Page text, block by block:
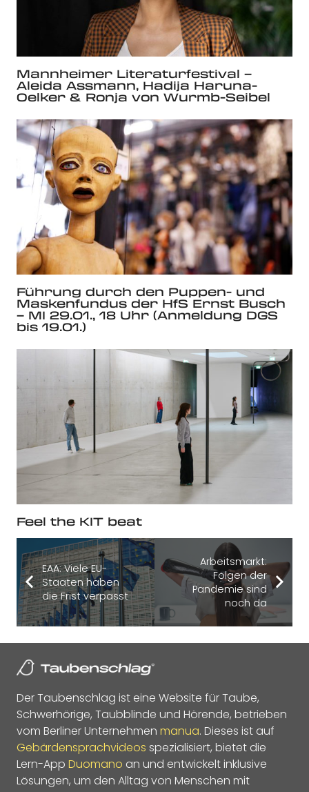
Mannheimer Literaturfestival –
Aleida Assmann, Hadija Haruna-
Oelker & Ronja von Wurmb-Seibel
Führung durch den Puppen- und
Maskenfundus der HfS Ernst Busch
– MI 29.01., 18 Uhr (Anmeldung DGS
bis 19.01.)
Feel the KIT beat
EAA: Viele EU-
Staaten haben
die Frist verpasst
Arbeitsmarkt:
Folgen der
Pandemie sind
noch da
Der Taubenschlag ist eine Website für Taube,
Schwerhörige, Taubblinde und Hörende, betrieben
vom Berliner Unternehmen manua. Dieses ist auf
Gebärdensprachvideos spezialisiert, bietet die
Lern-App Duomano an und entwickelt inklusive
Lösungen, um den Alltag von Menschen mit